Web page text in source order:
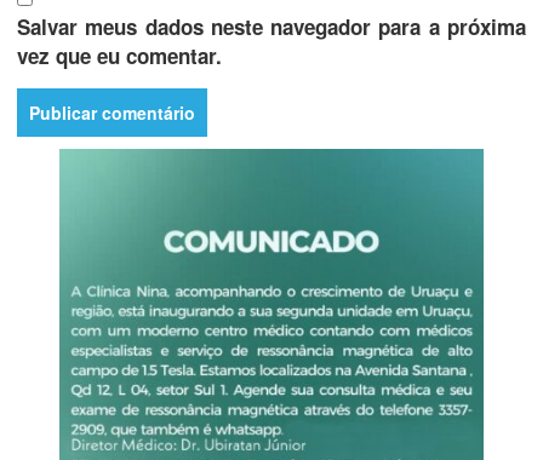
Salvar meus dados neste navegador para a próxima
vez que eu comentar.